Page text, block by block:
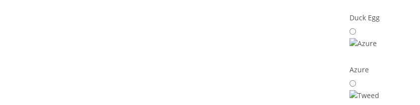
Duck Egg
Azure